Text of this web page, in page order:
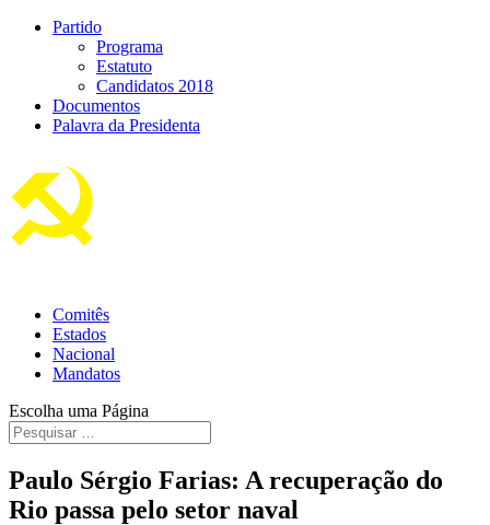
Partido
Programa
Estatuto
Candidatos 2018
Documentos
Palavra da Presidenta
Comitês
Estados
Nacional
Mandatos
Escolha uma Página
Paulo Sérgio Farias: A recuperação do
Rio passa pelo setor naval